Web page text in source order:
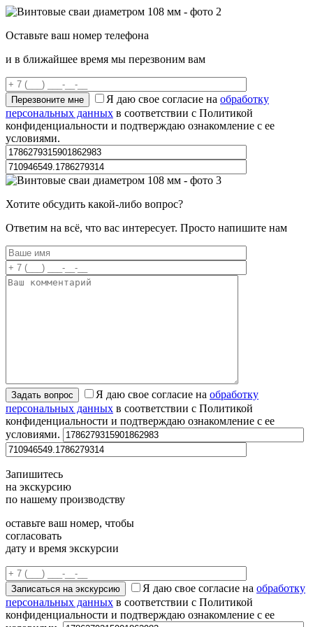
Оставьте ваш номер телефона
и в ближайшее время мы перезвоним вам
Я даю свое согласие на обработку
персональных данных в соответствии с Политикой
конфиденциальности и подтверждаю ознакомление с ее
условиями.
Хотите обсудить какой-либо вопрос?
Ответим на всё, что вас интересует. Просто напишите нам
Я даю свое согласие на обработку
персональных данных в соответствии с Политикой
конфиденциальности и подтверждаю ознакомление с ее
условиями.
Запишитесь
на экскурсию
по нашему производству
оставьте ваш номер, чтобы
согласовать
дату и время экскурсии
Я даю свое согласие на обработку
персональных данных в соответствии с Политикой
конфиденциальности и подтверждаю ознакомление с ее